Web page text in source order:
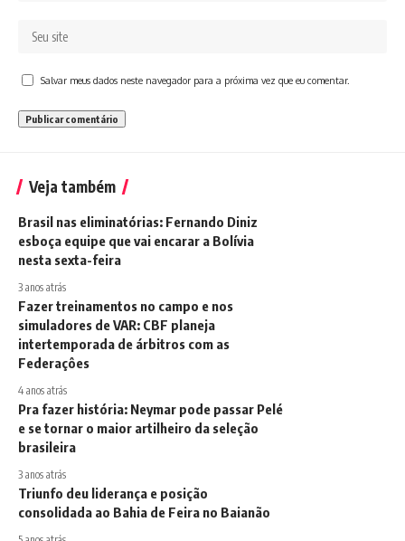
Salvar meus dados neste navegador para a próxima vez que eu comentar.
Veja também
Brasil nas eliminatórias: Fernando Diniz
esboça equipe que vai encarar a Bolívia
nesta sexta-feira
3 anos atrás
Fazer treinamentos no campo e nos
simuladores de VAR: CBF planeja
intertemporada de árbitros com as
Federaçôes
4 anos atrás
Pra fazer história: Neymar pode passar Pelé
e se tornar o maior artilheiro da seleção
brasileira
3 anos atrás
Triunfo deu liderança e posição
consolidada ao Bahia de Feira no Baianão